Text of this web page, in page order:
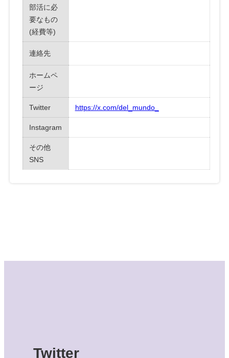
部活に必
要なもの
(経費等)
連絡先
ホームペ
ージ
Twitter https://x.com/del_mundo_
Instagram
その他
SNS
Twitter